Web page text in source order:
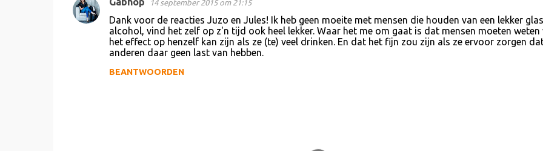
14 september 2015 om 21:15
Dank voor de reacties Juzo en Jules! Ik heb geen moeite met mensen die houden van een lekker glas
alcohol, vind het zelf op z'n tijd ook heel lekker. Waar het me om gaat is dat mensen moeten weten
het effect op henzelf kan zijn als ze (te) veel drinken. En dat het fijn zou zijn als ze ervoor zorgen
anderen daar geen last van hebben.
BEANTWOORDEN